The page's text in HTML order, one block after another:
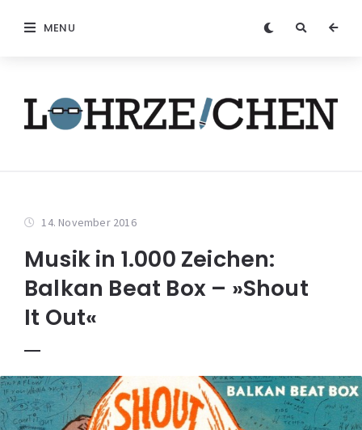
MENU
14. November 2016
Musik in 1.000 Zeichen:
Balkan Beat Box – »Shout
It Out«